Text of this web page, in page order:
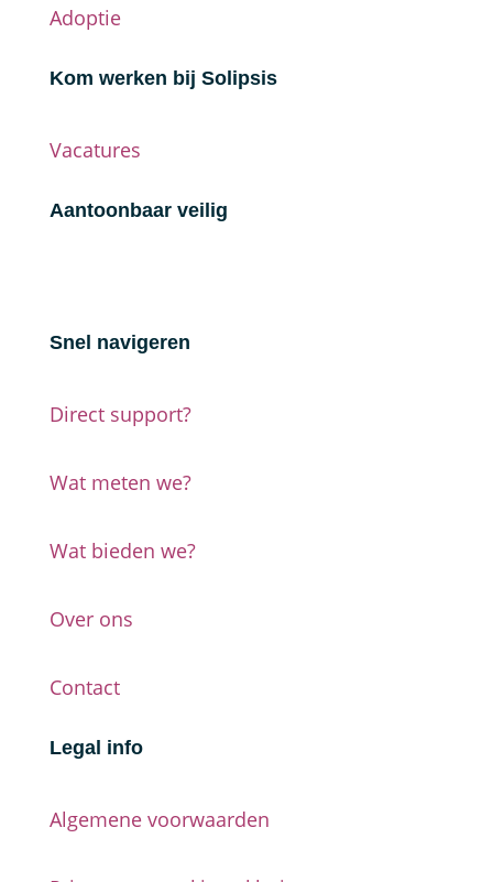
Adoptie
Kom werken bij Solipsis
Vacatures
Aantoonbaar veilig
Snel navigeren
Direct support?
Wat meten we?
Wat bieden we?
Over ons
Contact
Legal info
Algemene voorwaarden